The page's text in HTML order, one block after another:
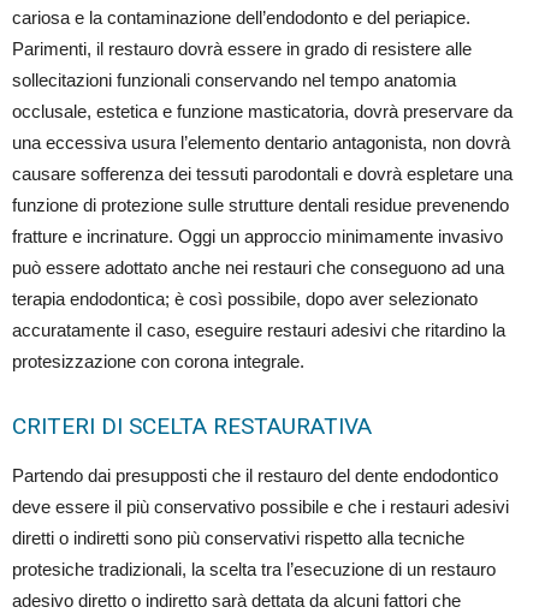
cariosa e la contaminazione dell’endodonto e del periapice.
Parimenti, il restauro dovrà essere in grado di resistere alle
sollecitazioni funzionali conservando nel tempo anatomia
occlusale, estetica e funzione masticatoria, dovrà preservare da
una eccessiva usura l’elemento dentario antagonista, non dovrà
causare sofferenza dei tessuti parodontali e dovrà espletare una
funzione di protezione sulle strutture dentali residue prevenendo
fratture e incrinature. Oggi un approccio minimamente invasivo
può essere adottato anche nei restauri che conseguono ad una
terapia endodontica; è così possibile, dopo aver selezionato
accuratamente il caso, eseguire restauri adesivi che ritardino la
protesizzazione con corona integrale.
CRITERI DI SCELTA RESTAURATIVA
Partendo dai presupposti che il restauro del dente endodontico
deve essere il più conservativo possibile e che i restauri adesivi
diretti o indiretti sono più conservativi rispetto alla tecniche
protesiche tradizionali, la scelta tra l’esecuzione di un restauro
adesivo diretto o indiretto sarà dettata da alcuni fattori che